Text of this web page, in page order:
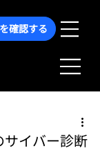
確認する
サイバー診断